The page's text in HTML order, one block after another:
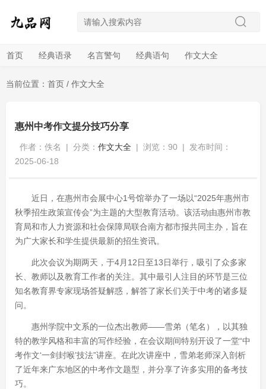
首页 经典语录 名言警句 经典语句 作文大全
当前位置： 首页 / 作文大全
惠州中考作文提分技巧分享
作者：佚名 | 分类： 作文大全 | 浏览：90 |
发布时间：
2025-06-18
近日，在惠州市会展中心1号馆举办了一场以“2025年惠州市
秋季招生政策宣传会”为主题的大型教育活动。该活动由惠州市教
育局和市人力资源和社会保障局联合南方都市报共同主办，旨在
为广大家长和学生提供最新的招生资讯。
此次会议为期两天，于4月12日至13日举行，吸引了众多家
长、教师以及教育工作者的关注。其中最引人注目的环节是三位
知名教育界专家现场答疑解惑，解答了家长们关于中考的诸多疑
问。
惠州学院中文系的一位杰出教师——雪弟（笔名），以其独
特的教学风格和丰富的写作经验，在会议期间特别开设了一堂“中
考作文‘一剑封喉’技法”讲座。在此次讲座中，雪弟老师深入剖析
了近年来广东地区的中考作文题型，并分享了许多实用的备考技
巧。